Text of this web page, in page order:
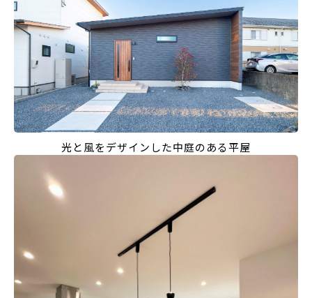
光と風をデザインした中庭のある平屋